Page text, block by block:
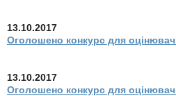
13.10.2017
Оголошено конкурс для
13.10.2017
Оголошено конкурс для